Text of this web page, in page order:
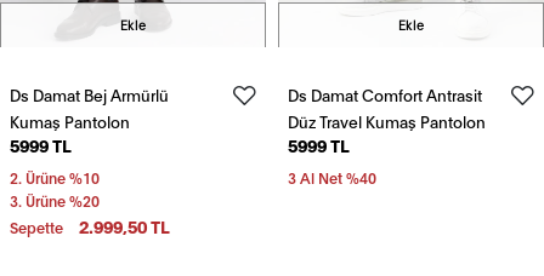
Ekle
Ds Damat Bej Armürlü
Kumaş Pantolon
5999 TL
2. Ürüne %10
3. Ürüne %20
Sepette
2.999,50 TL
Ekle
Ds Damat Comfort Antrasit
Düz Travel Kumaş Pantolon
5999 TL
3 Al Net %40